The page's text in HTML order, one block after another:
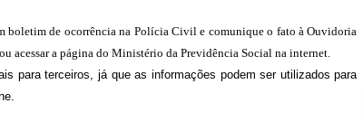
boletim de ocorrência na Polícia Civil e comunique o fato à Ouvidoria
acessar a página do Ministério da Previdência Social na internet.
para terceiros, já que as informações podem ser utilizados para